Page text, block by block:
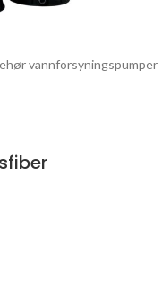
vannforsyningspumper